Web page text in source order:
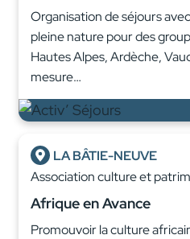
Organisation de séjours
pleine nature pour des
Hautes Alpes, Ardèche,
mesure…
LA BÂTIE-NEUVE
Association culture et
Afrique en Avance
Promouvoir la culture